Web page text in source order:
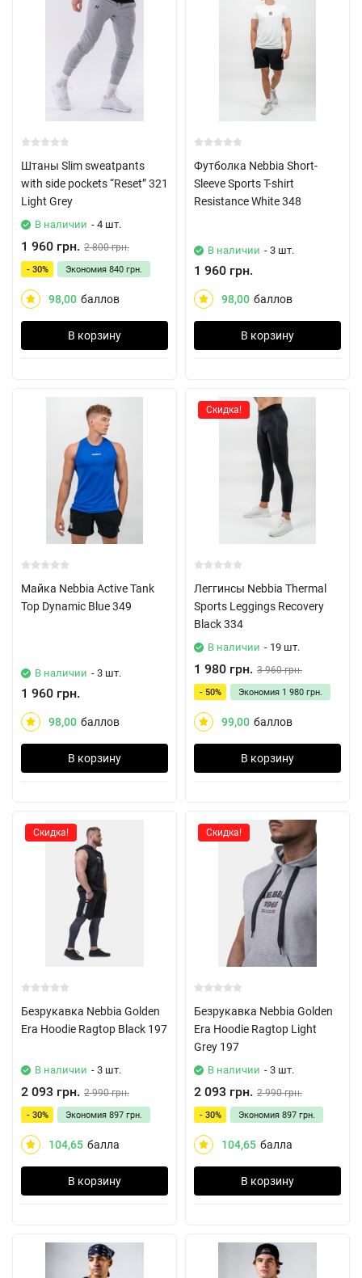
Штаны Slim sweatpants
with side pockets “Reset” 321
Light Grey
В наличии - 4 шт.
1 960 грн. 2 800 грн.
- 30% Экономия 840 грн.
98,00 баллов
В корзину
Футболка Nebbia Short-
Sleeve Sports T-shirt
Resistance White 348
В наличии - 3 шт.
1 960 грн.
98,00 баллов
В корзину
Майка Nebbia Active Tank
Top Dynamic Blue 349
В наличии - 3 шт.
1 960 грн.
98,00 баллов
В корзину
Скидка!
Леггинсы Nebbia Thermal
Sports Leggings Recovery
Black 334
В наличии - 19 шт.
1 980 грн. 3 960 грн.
- 50% Экономия 1 980 грн.
99,00 баллов
В корзину
Скидка!
Безрукавка Nebbia Golden
Era Hoodie Ragtop Black 197
В наличии - 3 шт.
2 093 грн. 2 990 грн.
- 30% Экономия 897 грн.
104,65 балла
В корзину
Скидка!
Безрукавка Nebbia Golden
Era Hoodie Ragtop Light
Grey 197
В наличии - 3 шт.
2 093 грн. 2 990 грн.
- 30% Экономия 897 грн.
104,65 балла
В корзину